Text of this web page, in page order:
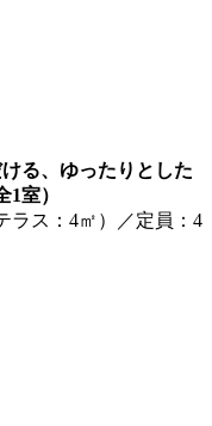
る、ゆったりとした
室）
ス：4㎡）／定員：4